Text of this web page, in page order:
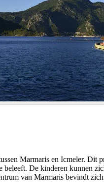
Marmaris en Icmeler. Dit
De kinderen kunnen
van Marmaris bevindt